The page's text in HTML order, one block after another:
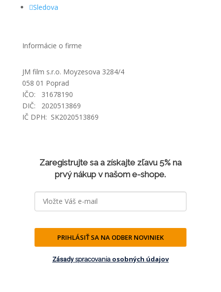
Sledova
Informácie o firme
JM film s.r.o. Moyzesova 3284/4
058 01 Poprad
IČO: 31678190
DIČ: 2020513869
IČ DPH: SK2020513869
Zaregistrujte sa a získajte zľavu 5% na
prvý nákup v našom e-shope.
PRIHLÁSIŤ SA NA ODBER NOVINIEK
Zásady spracovaniaosobných údajov